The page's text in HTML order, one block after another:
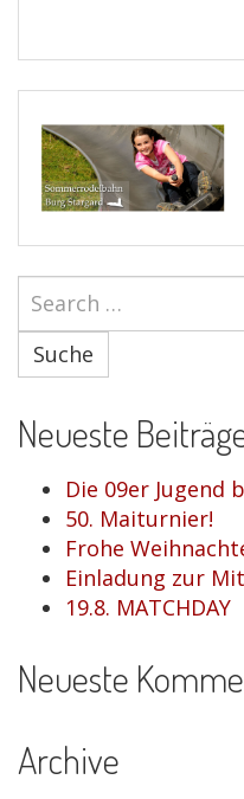
Suche
Neueste
Die 09er Jugend
50. Maiturnier!
Frohe
Einladung zur
19.8. MATCHDAY
Neueste
Archive